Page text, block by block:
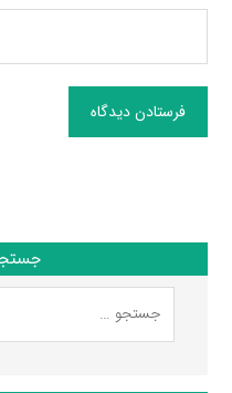
فرستادن دیدگاه